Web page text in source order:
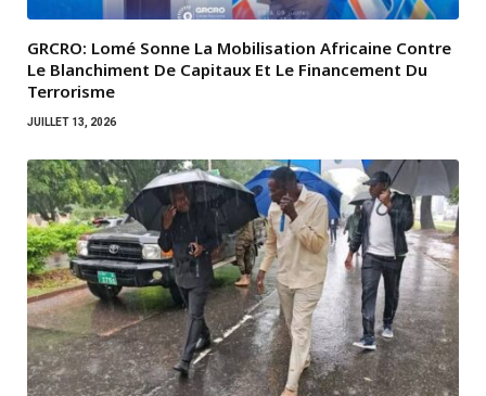
GRCRO: Lomé Sonne La Mobilisation Africaine Contre
Le Blanchiment De Capitaux Et Le Financement Du
Terrorisme
JUILLET 13, 2026